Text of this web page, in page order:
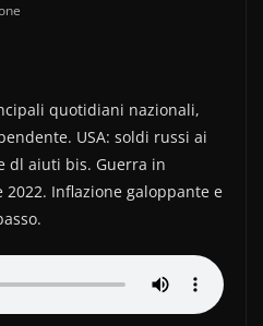
quotidiani nazionali,
USA: soldi russi ai
dl aiuti bis. Guerra in
Inflazione galoppante e